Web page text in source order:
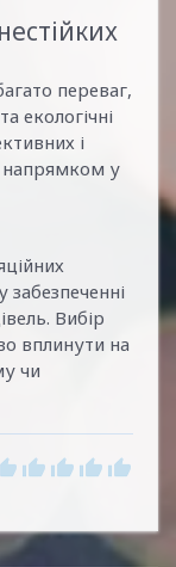
переваг,
екологічні
і
напрямком у
Вибір
вплинути на
чи